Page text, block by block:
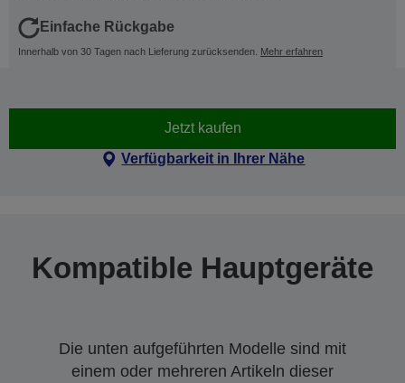
Einfache Rückgabe
Innerhalb von 30 Tagen nach Lieferung zurücksenden. Mehr erfahren
Jetzt kaufen
Verfügbarkeit in Ihrer Nähe
Kompatible Hauptgeräte
Die unten aufgeführten Modelle sind mit
einem oder mehreren Artikeln dieser